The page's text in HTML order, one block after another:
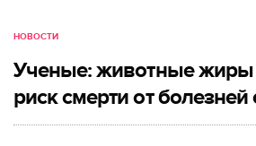
НОВОСТИ
Ученые: животные
риск смерти от болезней